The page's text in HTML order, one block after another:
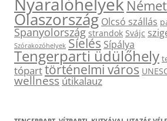
Nyaralóhelyek
Olaszország Olcsó szállás
Spanyolország strandok Svájc
Szórakozóhelyek Síelés Sípálya
Tengerparti üdülőhely
tóparttörténelmi város
wellnessútikalauz